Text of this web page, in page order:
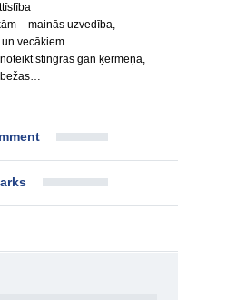
– mainās uzvedība,
vecākiem
stingras gan ķermeņa,